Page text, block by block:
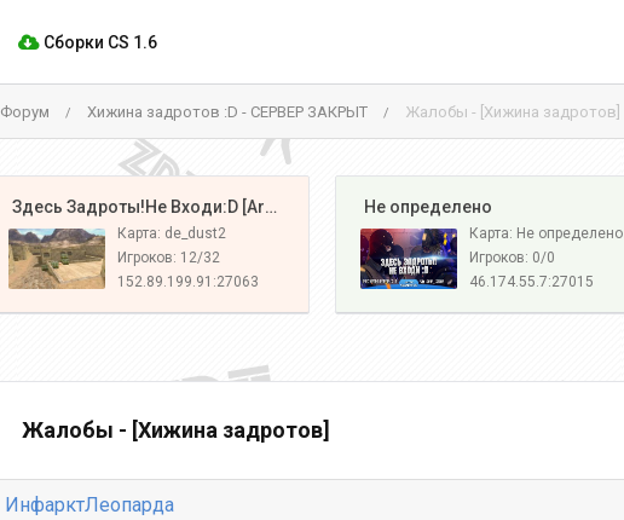
Сборки CS 1.6
Форум / Хижина задротов :D - СЕРВЕР ЗАКРЫТ / Жалобы - [Хижина задротов]
️ Здесь Задроты!Не Входи:D [Army#1]
Карта: de_dust2
Игроков: 12/32
152.89.199.91:27063
️ Не определено
Карта: Не определено
Игроков: 0/0
46.174.55.7:27015
Жалобы - [Хижина задротов]
ИнфарктЛеопарда